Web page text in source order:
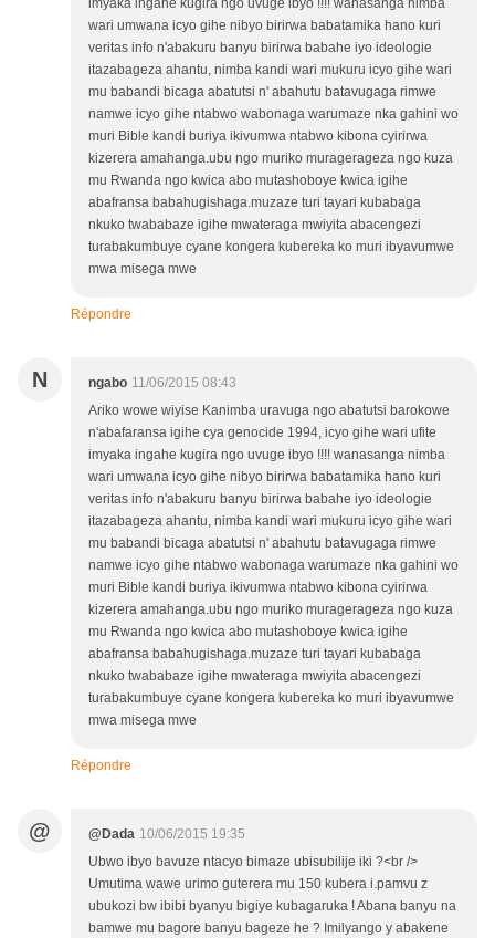
imyaka ingahe kugira ngo uvuge ibyo !!!! wanasanga nimba
wari umwana icyo gihe nibyo birirwa babatamika hano kuri
veritas info n'abakuru banyu birirwa babahe iyo ideologie
itazabageza ahantu, nimba kandi wari mukuru icyo gihe wari
mu babandi bicaga abatutsi n' abahutu batavugaga rimwe
namwe icyo gihe ntabwo wabonaga warumaze nka gahini wo
muri Bible kandi buriya ikivumwa ntabwo kibona cyirirwa
kizerera amahanga.ubu ngo muriko muragerageza ngo kuza
mu Rwanda ngo kwica abo mutashoboye kwica igihe
abafransa babahugishaga.muzaze turi tayari kubabaga
nkuko twababaze igihe mwateraga mwiyita abacengezi
turabakumbuye cyane kongera kubereka ko muri ibyavumwe
mwa misega mwe
Répondre
N ngabo 11/06/2015 08:43
Ariko wowe wiyise Kanimba uravuga ngo abatutsi barokowe
n'abafaransa igihe cya genocide 1994, icyo gihe wari ufite
imyaka ingahe kugira ngo uvuge ibyo !!!! wanasanga nimba
wari umwana icyo gihe nibyo birirwa babatamika hano kuri
veritas info n'abakuru banyu birirwa babahe iyo ideologie
itazabageza ahantu, nimba kandi wari mukuru icyo gihe wari
mu babandi bicaga abatutsi n' abahutu batavugaga rimwe
namwe icyo gihe ntabwo wabonaga warumaze nka gahini wo
muri Bible kandi buriya ikivumwa ntabwo kibona cyirirwa
kizerera amahanga.ubu ngo muriko muragerageza ngo kuza
mu Rwanda ngo kwica abo mutashoboye kwica igihe
abafransa babahugishaga.muzaze turi tayari kubabaga
nkuko twababaze igihe mwateraga mwiyita abacengezi
turabakumbuye cyane kongera kubereka ko muri ibyavumwe
mwa misega mwe
Répondre
@ @Dada 10/06/2015 19:35
Ubwo ibyo bavuze ntacyo bimaze ubisubilije iki ?<br />
Umutima wawe urimo guterera mu 150 kubera i.pamvu z
ubukozi bw ibibi byanyu bigiye kubagaruka ! Abana banyu na
bamwe mu bagore banyu bageze he ? Imilyango y abakene